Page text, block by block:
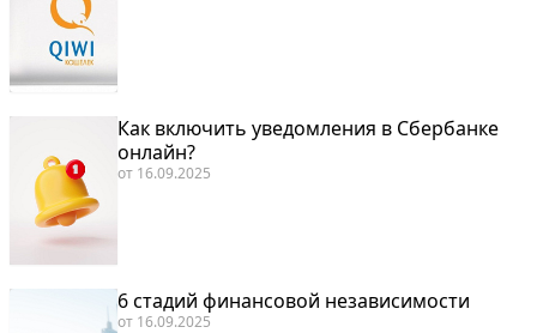
Как включить уведомления в Сбербанке
онлайн?
от 16.09.2025
6 стадий финансовой независимости
от 16.09.2025